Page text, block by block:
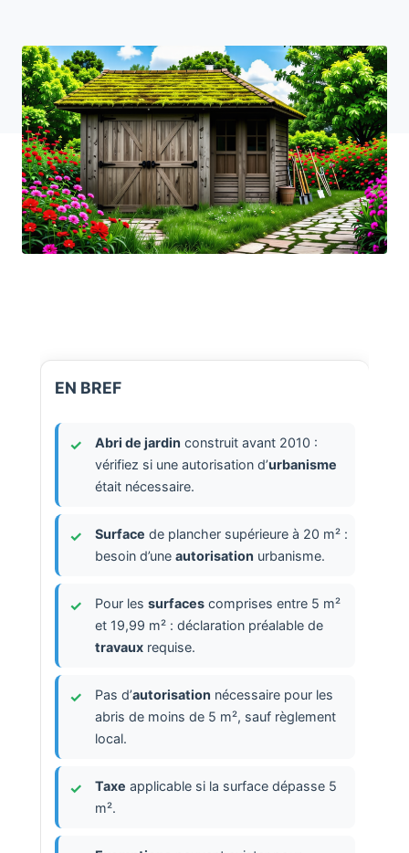
EN BREF
Abri de jardin construit avant 2010 :
vérifiez si une autorisation d’urbanisme
était nécessaire.
Surface de plancher supérieure à 20 m² :
besoin d’une autorisation urbanisme.
Pour les surfaces comprises entre 5 m²
et 19,99 m² : déclaration préalable de
travaux requise.
Pas d’autorisation nécessaire pour les
abris de moins de 5 m², sauf règlement
local.
Taxe applicable si la surface dépasse 5
m².